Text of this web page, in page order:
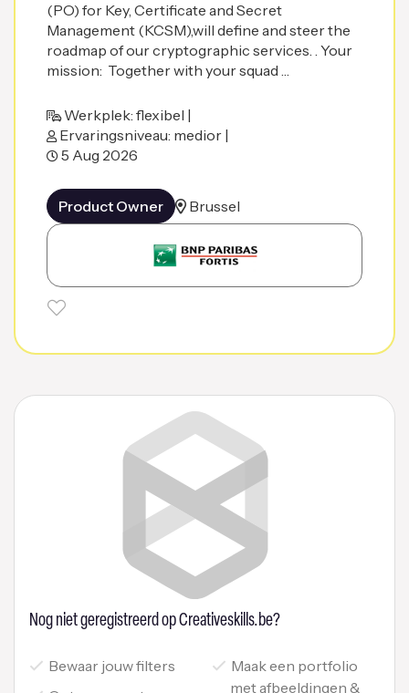
(PO) for Key, Certificate and Secret
Management (KCSM),will define and steer the
roadmap of our cryptographic services. . Your
mission: Together with your squad …
Werkplek: flexibel |
Ervaringsniveau: medior |
5 Aug 2026
Product Owner Brussel
Nog niet geregistreerd op Creativeskills.be?
Bewaar jouw filters
Maak een portfolio
met afbeeldingen &